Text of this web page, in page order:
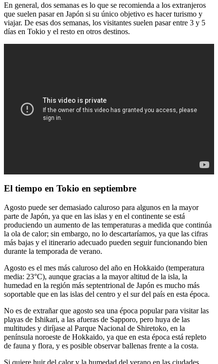
En general, dos semanas es lo que se recomienda a los extranjeros
que suelen pasar en Japón si su único objetivo es hacer turismo y
viajar. De esas dos semanas, los visitantes suelen pasar entre 3 y 5
días en Tokio y el resto en otros destinos.
El tiempo en Tokio en septiembre
Agosto puede ser demasiado caluroso para algunos en la mayor
parte de Japón, ya que en las islas y en el continente se está
produciendo un aumento de las temperaturas a medida que continúa
la ola de calor; sin embargo, no lo descartaríamos, ya que las cifras
más bajas y el itinerario adecuado pueden seguir funcionando bien
durante la temporada de verano.
Agosto es el mes más caluroso del año en Hokkaido (temperatura
media: 23°C), aunque gracias a la mayor altitud de la isla, la
humedad en la región más septentrional de Japón es mucho más
soportable que en las islas del centro y el sur del país en esta época.
No es de extrañar que agosto sea una época popular para visitar las
playas de Ishikari, a las afueras de Sapporo, pero huya de las
multitudes y diríjase al Parque Nacional de Shiretoko, en la
península noroeste de Hokkaido, ya que en esta época está repleto
de fauna y flora, y es posible observar ballenas frente a la costa.
Si quiere huir del calor y la humedad del verano en las ciudades,